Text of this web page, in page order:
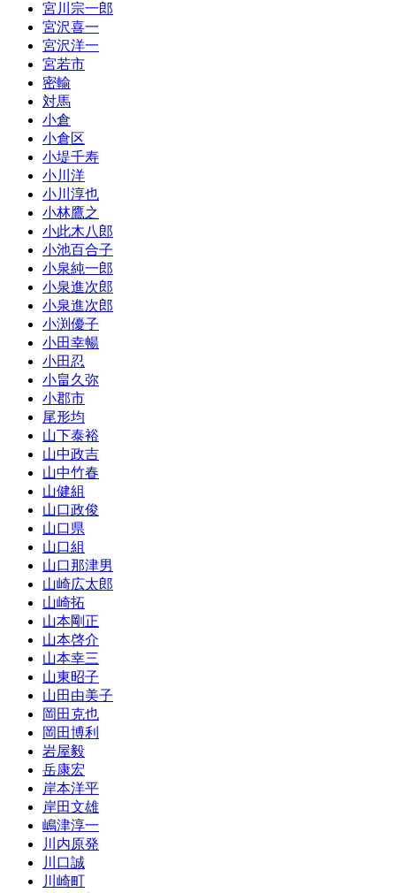
宮川宗一郎
宮沢喜一
宮沢洋一
宮若市
密輸
対馬
小倉
小倉区
小堤千寿
小川洋
小川淳也
小林鷹之
小此木八郎
小池百合子
小泉純一郎
小泉進次郎
小泉進次郎
小渕優子
小田幸暢
小田忍
小畠久弥
小郡市
尾形均
山下泰裕
山中政吉
山中竹春
山健組
山口政俊
山口県
山口組
山口那津男
山崎広太郎
山崎拓
山本剛正
山本啓介
山本幸三
山東昭子
山田由美子
岡田克也
岡田博利
岩屋毅
岳康宏
岸本洋平
岸田文雄
嶋津淳一
川内原発
川口誠
川崎町